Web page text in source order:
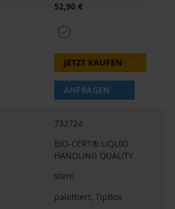
52,90 €
JETZT KAUFEN
ANFRAGEN
732724
BIO-CERT® LIQUID
HANDLING QUALITY
steril
palettiert, TipBox